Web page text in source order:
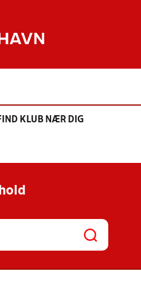
KLUB NÆR DIG